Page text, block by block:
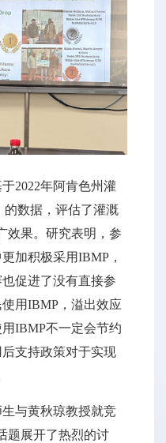
2022年阿肯色州灌
的数据，评估了灌溉
效果。研究表明，参
加积极采用IBMP，
促进了没有直接参
用IBMP，溢出效应
IBMP不一定会节约
支持政策对于实现
与黄秋琼教授就竞
题展开了热烈的讨